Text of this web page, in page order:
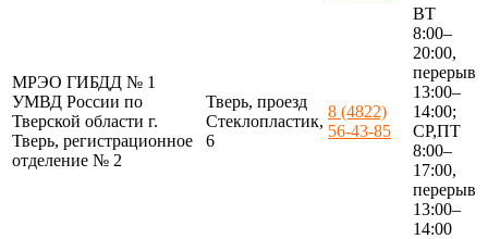
МРЭО ГИБДД № 1
УМВД России по
Тверской области г.
Тверь, регистрационное
отделение № 2
Тверь, проезд
Стеклопластик,
6
8 (4822)
56-43-85
ВТ
8:00–
20:00,
перерыв
13:00–
14:00;
СР,ПТ
8:00–
17:00,
перерыв
13:00–
14:00